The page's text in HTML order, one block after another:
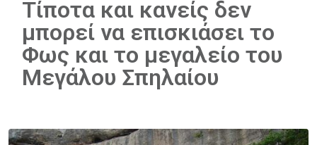
Τίποτα και κανείς δεν
μπορεί να επισκιάσει το
Φως και το μεγαλείο του
Μεγάλου Σπηλαίου